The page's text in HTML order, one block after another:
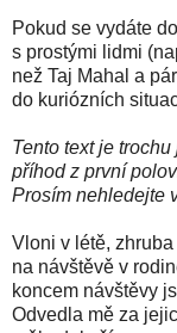
Pokud se vydáte
s prostými lidmi
než Taj Mahal a
do kuriózních
Tento text je
příhod z první
Prosím nehledejte
Vloni v létě,
na návštěvě v
koncem návštěvy
Odvedla mě za